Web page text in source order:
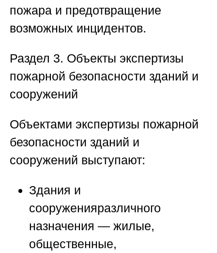
пожара и предотвращение
возможных инцидентов.
Раздел 3. Объекты экспертизы
пожарной безопасности зданий и
сооружений
Объектами экспертизы пожарной
безопасности зданий и
сооружений выступают:
Здания и
сооруженияразличного
назначения — жилые,
общественные,